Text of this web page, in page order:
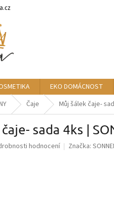
EKO DOMÁCNOST
Čaje Můj šálek čaje-
sada 4ks |
hodnocení Značka: